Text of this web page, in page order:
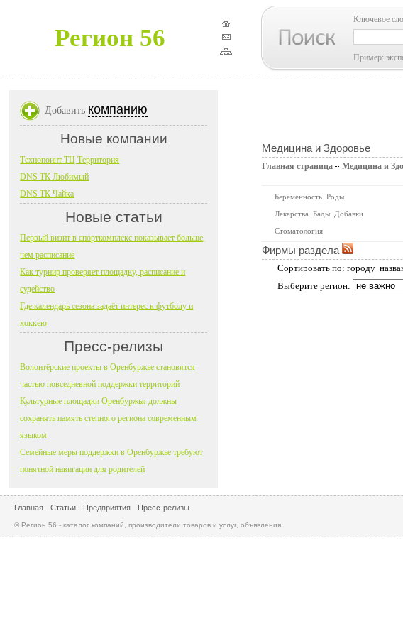
Регион 56
Ключевое
Пример:
Медицина и Здоровье
Главная страница Медицина и
Беременность. Роды
Лекарства. Бады. Добавки
Стоматология
Фирмы раздела
Сортировать по: городу
Выберите регион:
Добавить компанию
Новые компании
Технопоинт ТЦ Территория
DNS ТК Любимый
DNS ТК Чайка
Новые статьи
Первый визит в спорткомплекс показывает больше,
чем расписание
Как турнир проверяет площадку, расписание и
судейство
Где календарь сезона задаёт интерес к футболу и
хоккею
Пресс-релизы
Волонтёрские проекты в Оренбуржье становятся
частью повседневной поддержки территорий
Культурные площадки Оренбуржья должны
сохранять память степного региона современным
языком
Семейные меры поддержки в Оренбуржье требуют
понятной навигации для родителей
Главная Статьи Предприятия Пресс-релизы
© Регион 56 - каталог компаний, производители товаров и услуг, объявления